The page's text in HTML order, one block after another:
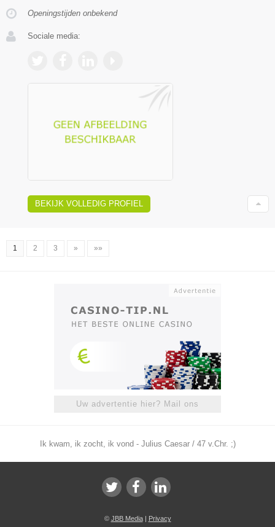
Openingstijden onbekend
Sociale media:
BEKIJK VOLLEDIG PROFIEL
1 2 3 » »»
Uw advertentie hier? Mail ons
Ik kwam, ik zocht, ik vond - Julius Caesar / 47 v.Chr. ;)
© JBB Media| Privacy